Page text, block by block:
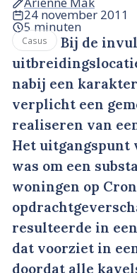
24 november 2011
5 minuten
Casus
Bij de
nabij een
verplicht een
realiseren van
Het uitgangspunt
was om een
woningen op
resulteerde in
dat voorziet in
doordat alle